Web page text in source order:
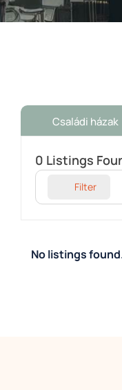
Családi házak
0 Listings
Filter
No listings